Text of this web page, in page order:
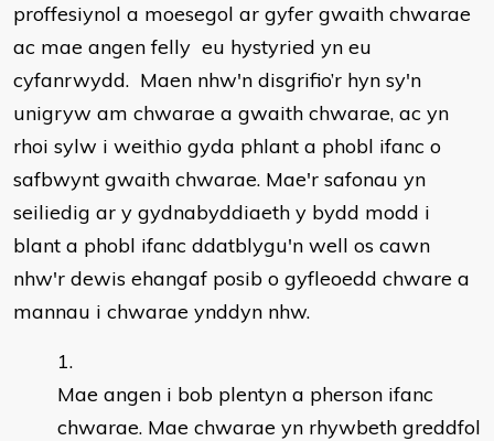
proffesiynol a moesegol ar gyfer gwaith chwarae
ac mae angen felly eu hystyried yn eu
cyfanrwydd. Maen nhw'n disgrifio’r hyn sy'n
unigryw am chwarae a gwaith chwarae, ac yn
rhoi sylw i weithio gyda phlant a phobl ifanc o
safbwynt gwaith chwarae. Mae'r safonau yn
seiliedig ar y gydnabyddiaeth y bydd modd i
blant a phobl ifanc ddatblygu'n well os cawn
nhw'r dewis ehangaf posib o gyfleoedd chware a
mannau i chwarae ynddyn nhw.
Mae angen i bob plentyn a pherson ifanc
chwarae. Mae chwarae yn rhywbeth greddfol